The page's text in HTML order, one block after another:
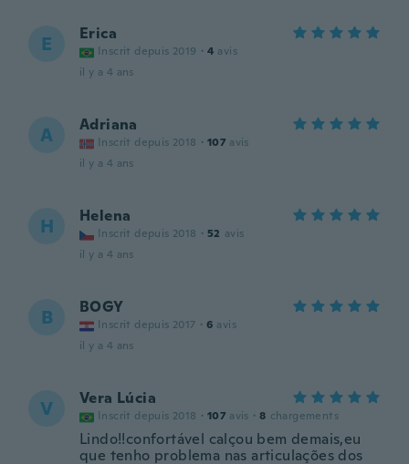
E Erica
Inscrit depuis 2019 · 4 avis
il y a 4 ans
A Adriana
Inscrit depuis 2018 · 107 avis
il y a 4 ans
H Helena
Inscrit depuis 2018 · 52 avis
il y a 4 ans
B BOGY
Inscrit depuis 2017 · 6 avis
il y a 4 ans
V Vera Lúcia
Inscrit depuis 2018 · 107 avis · 8 chargements
Lindo!!confortável calçou bem demais,eu
que tenho problema nas articulações dos